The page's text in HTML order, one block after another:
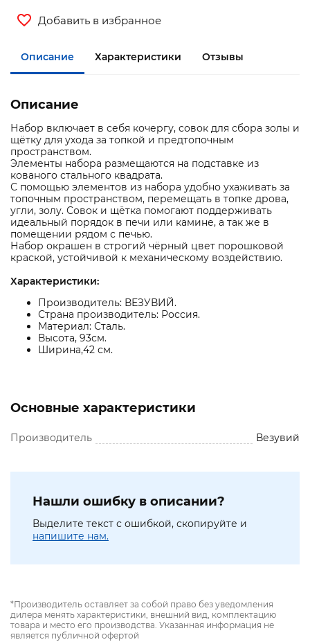
Добавить в избранное
Описание Характеристики Отзывы
Описание
Набор включает в себя кочергу, совок для сбора золы и
щётку для ухода за топкой и предтопочным
пространством.
Элементы набора размещаются на подставке из
кованого стального квадрата.
С помощью элементов из набора удобно ухаживать за
топочным пространством, перемещать в топке дрова,
угли, золу. Совок и щётка помогают поддерживать
идеальный порядок в печи или камине, а так же в
помещении рядом с печью.
Набор окрашен в строгий чёрный цвет порошковой
краской, устойчивой к механическому воздействию.
Характеристики:
Производитель: ВЕЗУВИЙ.
Страна производитель: Россия.
Материал: Сталь.
Высота, 93см.
Ширина,42 см.
Основные характеристики
Производитель Везувий
Нашли ошибку в описании?
Выделите текст с ошибкой, скопируйте и
напишите нам.
*Производитель оставляет за собой право без уведомления
дилера менять характеристики, внешний вид, комплектацию
товара и место его производства. Указанная информация не
является публичной офертой